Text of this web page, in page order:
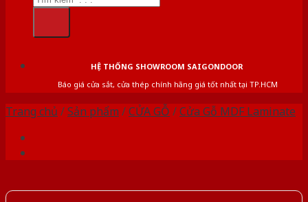
HỆ THỐNG SHOWROOM SAIGONDOOR
Báo giá cửa sắt, cửa thép chính hãng giá tốt nhất tại TP.HCM
Trang chủ /Sản phẩm /CỬA GỖ /Cửa Gỗ MDF Laminate